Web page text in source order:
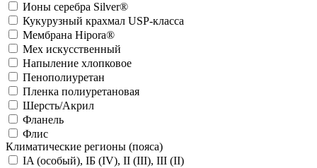
Ионы серебра Silver®
Кукурузный крахмал USP-класса
Мембрана Hipora®
Мех искусственный
Напыление хлопковое
Пенополиуретан
Пленка полиуретановая
Шерсть/Акрил
Фланель
Флис
Климатические регионы (пояса)
IA (особый), IБ (IV), II (III), III (II)